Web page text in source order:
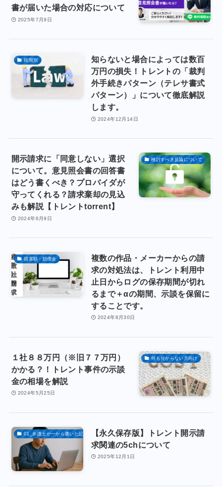
書が届いた場合の対応について
2025年7月9日
段階別
知らないと場合によっては数百
万円の損失！トレントの「裁判
外手続きパターン（テレサ書式
パターン）」について徹底解説
します。
2024年12月14日
検討すべき反論について
開示請求に「同意しない」選択
について。意見照会書の回答書
はどう書くべき？プロバイダが
守ってくれる？請求棄却の見込
みも解説【トレントtorrent】
2024年6月9日
損害額・賠償金
複数の作品・メーカーからの請
求の対処法は、トレント利用中
止日からログの保存期間が切れ
るまで＋αの期間、示談を保留に
することです。
2024年8月30日
何も分からない方向け
１社８８万円（※旧７７万円）
かかる？！トレント事件の示談
金の相場を解説
2024年5月25日
01_弁護士が一から書いた記事
【永久保存版】トレント開示請
求関連の5chについて
2025年12月1日